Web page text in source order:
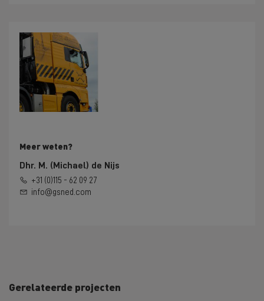
Meer weten?
Dhr. M. (Michael) de Nijs
+31 (0)115 - 62 09 27
info@gsned.com
Gerelateerde projecten